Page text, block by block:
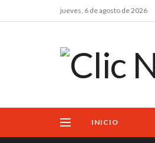
jueves, 6 de agosto de 2026
INICIO